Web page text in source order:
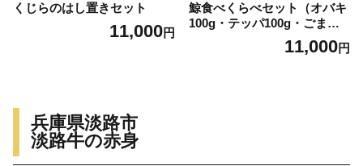
くじらのはし置きセット
11,000円
鯨食べくらべセット（オバキ
100g・テッパ100g・ごま和
え100g・大和煮150g・ゆで
ものスライス100g）／くじら
11,000円
兵庫県淡路市
淡路牛の赤身